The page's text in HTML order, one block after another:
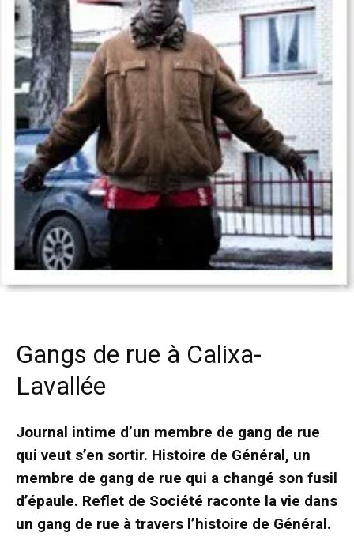
Gangs de rue à Calixa-
Lavallée
Journal intime d’un membre de gang de rue
qui veut s’en sortir. Histoire de Général, un
membre de gang de rue qui a changé son fusil
d’épaule. Reflet de Société raconte la vie dans
un gang de rue à travers l’histoire de Général.